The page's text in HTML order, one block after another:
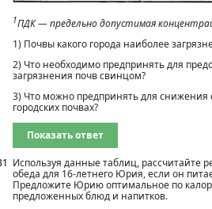
1ПДК — предельно допустимая
1) Почвы какого города наиболее
2) Что необходимо предпринять для
загрязнения почв свинцом?
3) Что можно предпринять для
городских почвах?
Показать ответ
Используя данные таблиц, рассчитайте
обеда для 16-летнего Юрия, если он
Предложите Юрию оптимальное по
предложенных блюд и напитков.